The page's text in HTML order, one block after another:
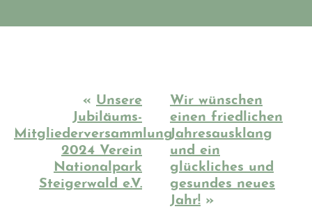
« Unsere
Jubiläums-
Mitgliederversammlung
2024 Verein
Nationalpark
Steigerwald e.V.
Wir wünschen
einen friedlichen
Jahresausklang
und ein
glückliches und
gesundes neues
Jahr! »